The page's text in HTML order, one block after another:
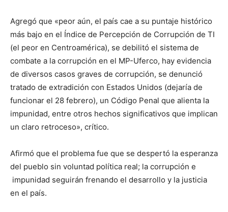
Agregó que «peor aún, el país cae a su puntaje histórico
más bajo en el Índice de Percepción de Corrupción de TI
(el peor en Centroamérica), se debilitó el sistema de
combate a la corrupción en el MP-Uferco, hay evidencia
de diversos casos graves de corrupción, se denunció
tratado de extradición con Estados Unidos (dejaría de
funcionar el 28 febrero), un Código Penal que alienta la
impunidad, entre otros hechos significativos que implican
un claro retroceso», crítico.
Afirmó que el problema fue que se despertó la esperanza
del pueblo sin voluntad política real; la corrupción e
impunidad seguirán frenando el desarrollo y la justicia
en el país.